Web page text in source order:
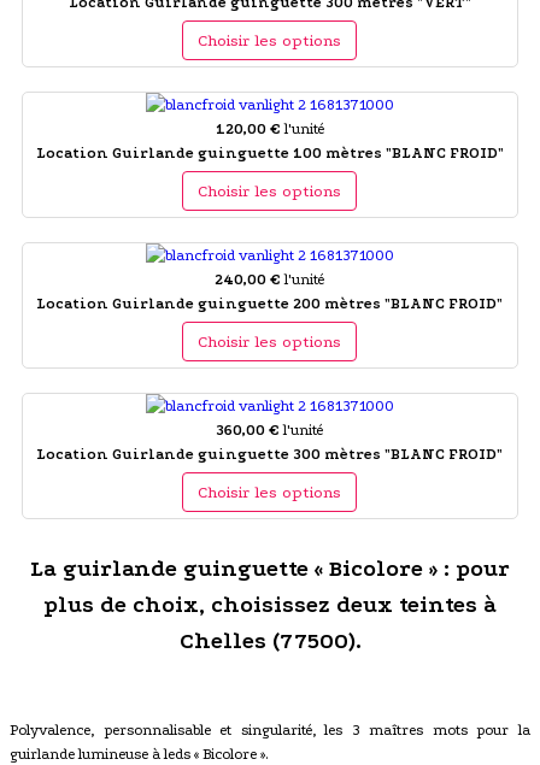
Choisir les options
120,00 € l'unité
Location Guirlande guinguette 100 mètres "BLANC FROID"
Choisir les options
240,00 € l'unité
Location Guirlande guinguette 200 mètres "BLANC FROID"
Choisir les options
360,00 € l'unité
Location Guirlande guinguette 300 mètres "BLANC FROID"
Choisir les options
La guirlande guinguette « Bicolore » : pour
plus de choix, choisissez deux teintes à
Chelles (77500).
Polyvalence, personnalisable et singularité, les 3 maîtres mots pour la
guirlande lumineuse à leds « Bicolore ».